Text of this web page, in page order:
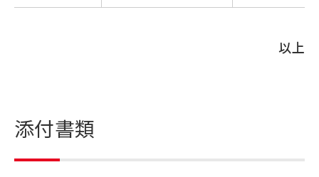
以上
添付書類